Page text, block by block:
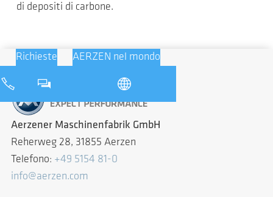
di depositi di carbone.
Richieste AERZEN nel mondo
Aerzener Maschinenfabrik GmbH
Reherweg 28, 31855 Aerzen
Telefono: +49 5154 81-0
info@aerzen.com